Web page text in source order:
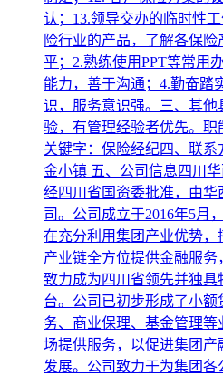
认；13.领导交办的临时性
险行业的产品，了解各保
平；2.熟练使用PPT等常用
能力，善于沟通；4.勤奋踏
识，服务意识强。三、其
验，有管理经验者优先。
关键字：保险经纪四、联
金小镇 五、公司信息四川
经四川省国资委批准，由
司。公司成立于2016年5月
在充分利用集团产业优势，
产业链全方位提供金融服
致力成为四川省领先并独
台。公司已初步形成了小
务、商业保理、基金管理
场提供服务，以促进集团产
发展。公司致力于为集团